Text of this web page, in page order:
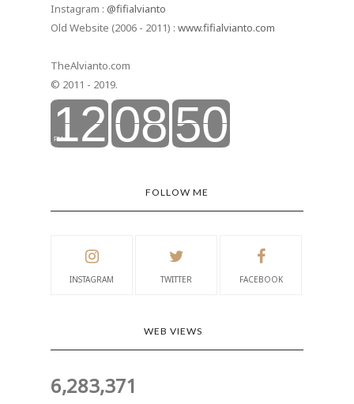
Instagram : @fifialvianto
Old Website (2006 - 2011) : www.fifialvianto.com
TheAlvianto.com
© 2011 - 2019.
FOLLOW ME
INSTAGRAM TWITTER FACEBOOK
WEB VIEWS
6,283,371